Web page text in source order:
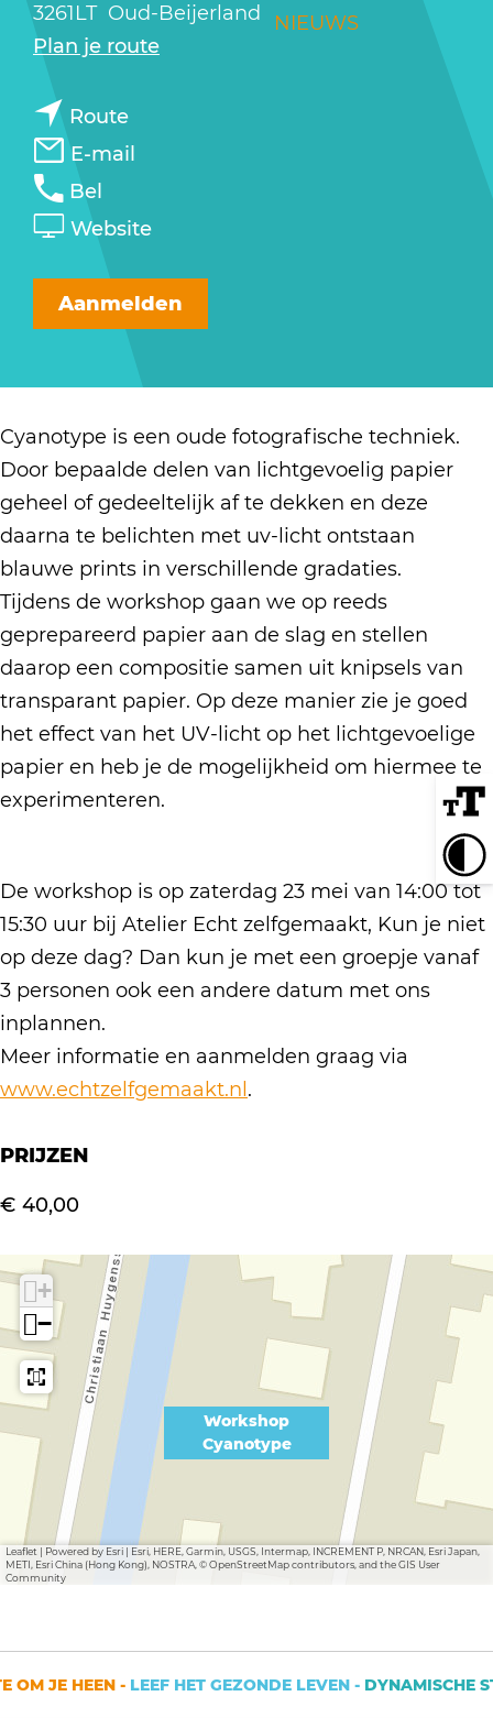
NIEUWS
3261LT Oud-Beijerland
Plan je routen
k
s
C
y
a
n
o
t
y
p
e
Routen
a
W
o
r
o
p
C
y
a
n
o
t
y
p
e
E-mail
W
o
h
o
p
C
y
a
n
o
t
y
p
e
Bel
o
k
s
o
C
y
a
n
o
y
p
e
Websitev
r
Aanmelden
Cyanotype is een oude fotografische techniek.
Door bepaalde delen van lichtgevoelig papier
geheel of gedeeltelijk af te dekken en deze
daarna te belichten met uv-licht ontstaan
blauwe prints in verschillende gradaties.
Tijdens de workshop gaan we op reeds
geprepareerd papier aan de slag en stellen
daarop een compositie samen uit knipsels van
transparant papier. Op deze manier zie je goed
het effect van het UV-licht op het lichtgevoelige
papier en heb je de mogelijkheid om hiermee te
experimenteren.
De workshop is op zaterdag 23 mei van 14:00 tot
15:30 uur bij Atelier Echt zelfgemaakt, Kun je niet
op deze dag? Dan kun je met een groepje vanaf
3 personen ook een andere datum met ons
inplannen.
Meer informatie en aanmelden graag via
www.echtzelfgemaakt.nl .
PRIJZEN
€ 40,00
Workshop
Cyanotype
+
−
Leaflet | Powered by Esri | Esri, HERE, Garmin, USGS, Intermap, INCREMENT P, NRCAN, Esri Japan,
METI, Esri China (Hong Kong), NOSTRA, © OpenStreetMap contributors, and the GIS User
Community
OM JE HEEN - LEEF HET GEZONDE LEVEN - DYNAMISCHE